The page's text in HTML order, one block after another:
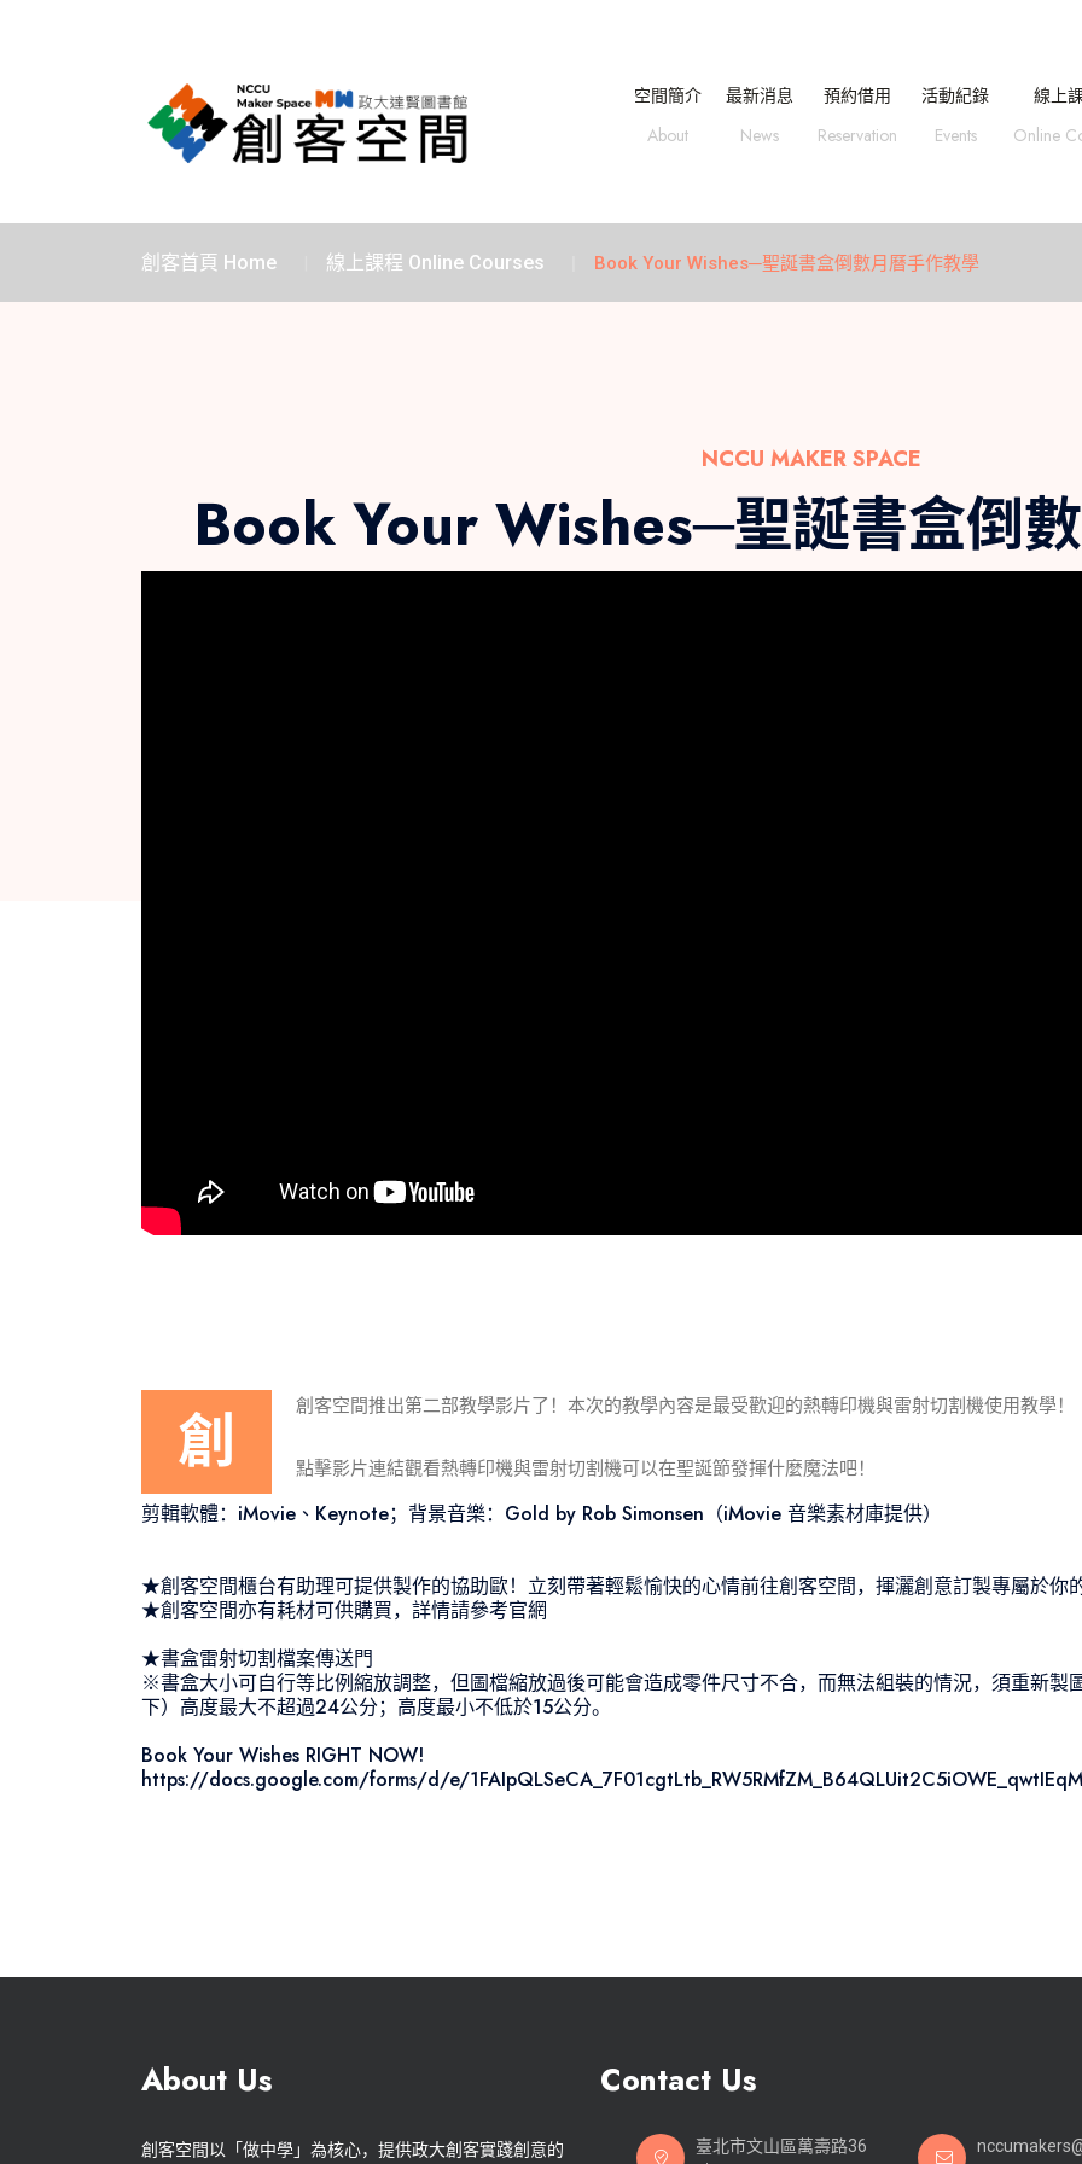
空間簡介
About
最新消息
News
預約借用
Reservation
活動紀錄
Events
線上
Online
創客首頁 Home 線上課程 Online Courses Book Your Wishes─聖誕書盒倒數月曆手作教學
NCCU MAKER SPACE
Book Your Wishes─聖誕書盒倒
創
創客空間推出第二部教學影片了！本次的教學內容是最受歡迎的熱轉印機與雷射切割機使用教學！
點擊影片連結觀看熱轉印機與雷射切割機可以在聖誕節發揮什麼魔法吧！
剪輯軟體：iMovie、Keynote；背景音樂：Gold by Rob Simonsen（iMovie 音樂素材庫提供）
★創客空間櫃台有助理可提供製作的協助歐！立刻帶著輕鬆愉快的心情前往創客空間，揮灑創意訂製專屬於你的
★創客空間亦有耗材可供購買，詳情請參考官網
★書盒雷射切割檔案傳送門
※書盒大小可自行等比例縮放調整，但圖檔縮放過後可能會造成零件尺寸不合，而無法組裝的情況，須重新製
下）高度最大不超過24公分；高度最小不低於15公分。
Book Your Wishes RIGHT NOW!
https://docs.google.com/forms/d/e/
About Us
創客空間以「做中學」為核心，提供政大創客實踐創意的
Contact Us
臺北市文山區萬壽路36